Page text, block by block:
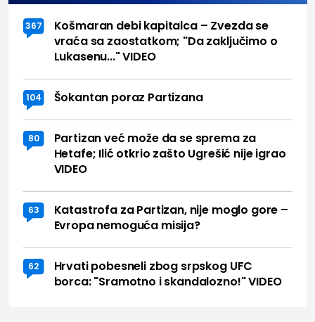
367
Košmaran debi kapitalca – Zvezda se
vraća sa zaostatkom; "Da zaključimo o
Lukasenu..." VIDEO
104 Šokantan poraz Partizana
80
Partizan već može da se sprema za
Hetafe; Ilić otkrio zašto Ugrešić nije igrao
VIDEO
63
Katastrofa za Partizan, nije moglo gore –
Evropa nemoguća misija?
62
Hrvati pobesneli zbog srpskog UFC
borca: "Sramotno i skandalozno!" VIDEO